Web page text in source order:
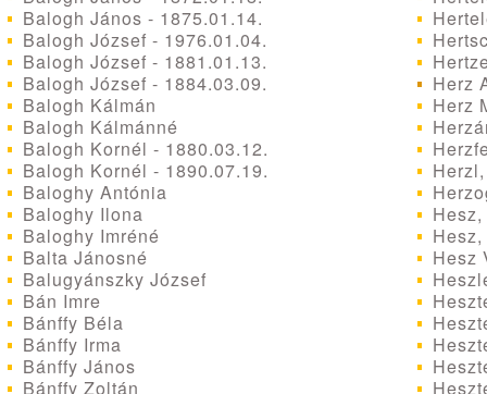
Balogh János - 1875.01.14.
Balogh József - 1976.01.04.
Balogh József - 1881.01.13.
Balogh József - 1884.03.09.
Balogh Kálmán
Balogh Kálmánné
Balogh Kornél - 1880.03.12.
Balogh Kornél - 1890.07.19.
Baloghy Antónia
Baloghy Ilona
Baloghy Imréné
Balta Jánosné
Balugyánszky József
Bán Imre
Bánffy Béla
Bánffy Irma
Bánffy János
Bánffy Zoltán
Herz
Herz
Hesz